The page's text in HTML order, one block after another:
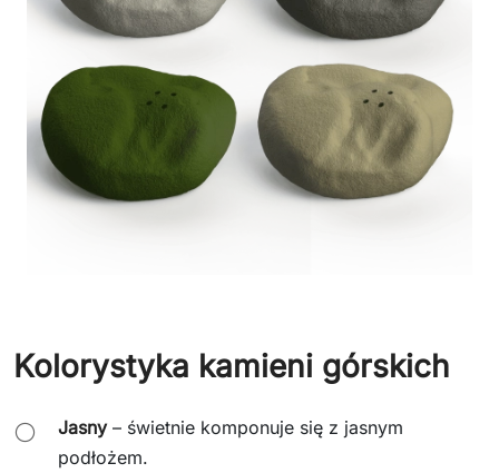
Kolorystyka kamieni górskich
⚪ Jasny– świetnie komponuje się z jasnym
podłożem.